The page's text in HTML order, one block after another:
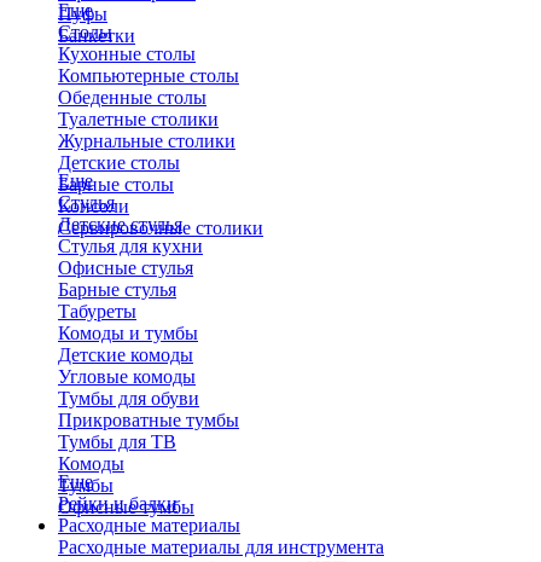
Пуфы
Банкетки
Еще
Столы
Кухонные столы
Компьютерные столы
Обеденные столы
Туалетные столики
Журнальные столики
​Детские столы
Барные столы
Консоли
Сервировочные столики
Еще
Стулья
Детские стулья
Стулья для кухни
Офисные стулья
Барные стулья
Табуреты
Комоды и тумбы
Детские комоды
Угловые комоды
Тумбы для обуви
Прикроватные тумбы
Тумбы для ТВ
Комоды
Тумбы
Офисные тумбы
Еще
Рейки и балки
Расходные материалы
Расходные материалы для инструмента